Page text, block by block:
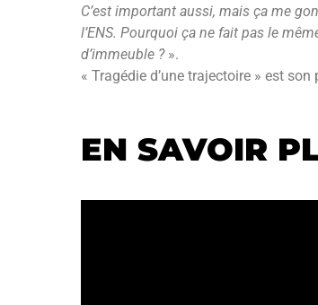
C’est important aussi, mais ça me
l’ENS. Pourquoi ça ne fait pas le
d’immeuble ?».
« Tragédie d’une trajectoire » est
EN SAVOIR